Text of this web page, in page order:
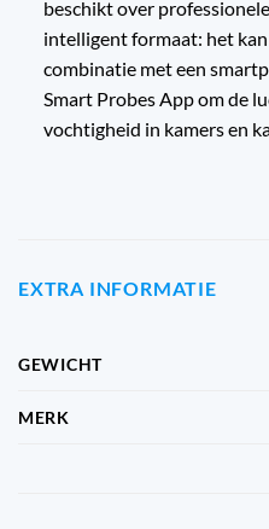
beschikt over
intelligent formaat: het
combinatie met een
Smart Probes App om de
vochtigheid in kamers en
EXTRA INFORMATIE
GEWICHT
MERK